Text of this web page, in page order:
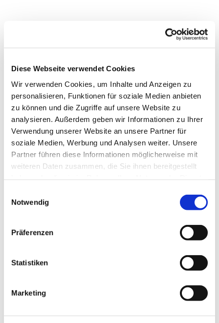
Diese Webseite verwendet Cookies
Wir verwenden Cookies, um Inhalte und Anzeigen zu
personalisieren, Funktionen für soziale Medien anbieten
zu können und die Zugriffe auf unsere Website zu
analysieren. Außerdem geben wir Informationen zu Ihrer
Verwendung unserer Website an unsere Partner für
soziale Medien, Werbung und Analysen weiter. Unsere
Partner führen diese Informationen möglicherweise mit
weiteren Daten zusammen, die Sie ihnen bereitgestellt
Notwendig
Präferenzen
Statistiken
Marketing
Dies könnte Sie auch
interessieren